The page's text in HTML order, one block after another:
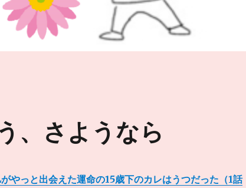
、さようなら
やっと出会えた運命の15歳下のカレはうつだった（1話